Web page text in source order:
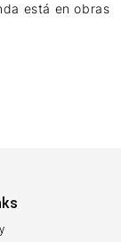
está en obras